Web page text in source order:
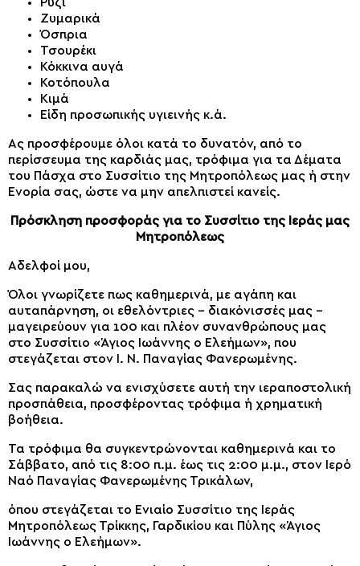
Ρύζι
Ζυμαρικά
Όσπρια
Τσουρέκι
Κόκκινα αυγά
Κοτόπουλα
Κιμά
Είδη προσωπικής υγιεινής κ.ά.
Ας προσφέρουμε όλοι κατά το δυνατόν, από το
περίσσευμα της καρδιάς μας, τρόφιμα για τα Δέματα
του Πάσχα στο Συσσίτιο της Μητροπόλεως μας ή στην
Ενορία σας, ώστε να μην απελπιστεί κανείς.
Πρόσκληση προσφοράς για το Συσσίτιο της Ιεράς μας
Μητροπόλεως
Αδελφοί μου,
Όλοι γνωρίζετε πως καθημερινά, με αγάπη και
αυταπάρνηση, οι εθελόντριες – διακόνισσές μας –
μαγειρεύουν για 100 και πλέον συνανθρώπους μας
στο Συσσίτιο «Άγιος Ιωάννης ο Ελεήμων», που
στεγάζεται στον Ι. Ν. Παναγίας Φανερωμένης.
Σας παρακαλώ να ενισχύσετε αυτή την ιεραποστολική
προσπάθεια, προσφέροντας τρόφιμα ή χρηματική
βοήθεια.
Τα τρόφιμα θα συγκεντρώνονται καθημερινά και το
Σάββατο, από τις 8:00 π.μ. έως τις 2:00 μ.μ., στον Ιερό
Ναό Παναγίας Φανερωμένης Τρικάλων,
όπου στεγάζεται το Ενιαίο Συσσίτιο της Ιεράς
Μητροπόλεως Τρίκκης, Γαρδικίου και Πύλης «Άγιος
Ιωάννης ο Ελεήμων».